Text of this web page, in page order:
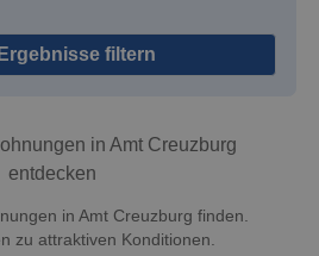
filtern
in Amt Creuzburg
entdecken
in Amt Creuzburg finden.
zu attraktiven Konditionen.